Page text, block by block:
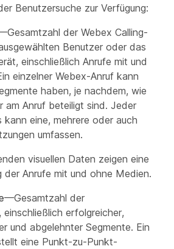
Benutzersuche zur Verfügung:
der Webex Calling-
Benutzer oder das
einschließlich Anrufe mit und
einzelner Webex-Anruf kann
haben, je nachdem, wie
am Anruf beteiligt sind. Jeder
kann eine, mehrere oder auch
umfassen.
visuellen Daten zeigen eine
der Anrufe mit und ohne Medien.
—Gesamtzahl der
einschließlich erfolgreicher,
und abgelehnter Segmente. Ein
eine Punkt-zu-Punkt-